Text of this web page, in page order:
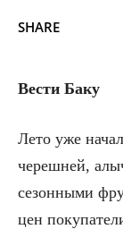
SHARE
Вести Баку
Лето уже
черешней,
сезонными
цен